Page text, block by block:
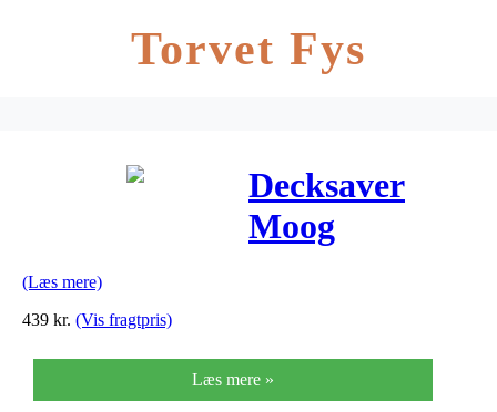
Torvet Fys
Decksaver
Moog
37/Little
Phatty
(Læs mere)
439 kr. (Vis fragtpris)
Læs mere »